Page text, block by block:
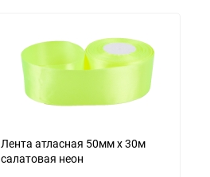
Лента атласная 50мм х 30м
салатовая неон